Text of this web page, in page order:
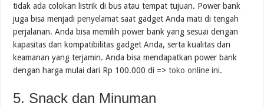
tidak ada colokan listrik di bus atau tempat tujuan. Power bank
juga bisa menjadi penyelamat saat gadget Anda mati di tengah
perjalanan. Anda bisa memilih power bank yang sesuai dengan
kapasitas dan kompatibilitas gadget Anda, serta kualitas dan
keamanan yang terjamin. Anda bisa mendapatkan power bank
dengan harga mulai dari Rp 100.000 di =>toko online ini.
5. Snack dan Minuman